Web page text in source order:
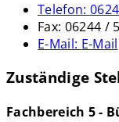
Telefon:
Fax: 06244 /
E-Mail: E-Mail
Zuständige
Fachbereich 5 -